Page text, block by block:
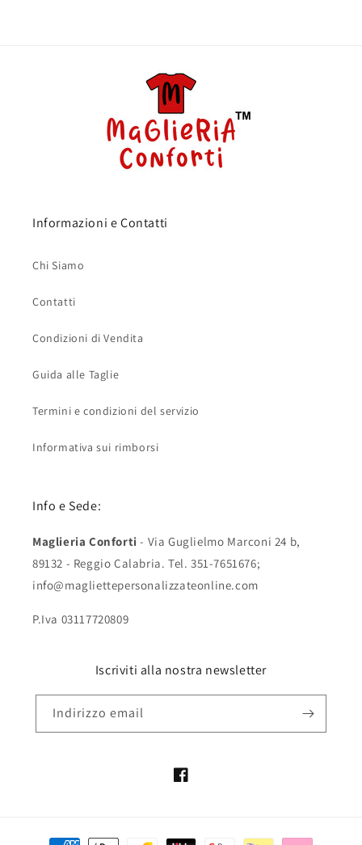
Informazioni e Contatti
Chi Siamo
Contatti
Condizioni di Vendita
Guida alle Taglie
Termini e condizioni del servizio
Informativa sui rimborsi
Info e Sede:
Maglieria Conforti - Via Guglielmo Marconi 24 b,
89132 - Reggio Calabria. Tel. 351-7651676;
info@magliettepersonalizzateonline.com
P.Iva 03117720809
Iscriviti alla nostra newsletter
Indirizzo email
Facebook
Metodi